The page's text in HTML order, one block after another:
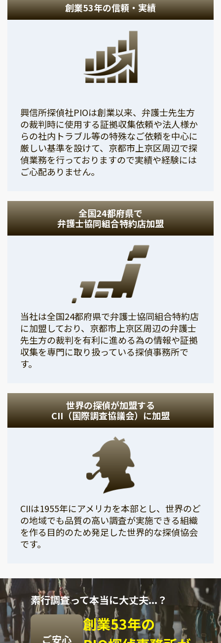
創業53年の信頼・実績
興信所探偵社PIOは創業以来、弁護士先生方
の裁判時に使用する証拠収集依頼や法人様か
らの社内トラブル等の特殊なご依頼を中心に
厳しい基準を設けて、京都市上京区周辺で探
偵業務を行っておりますので実績や経験には
ご心配ありません。
全国24都府県で
弁護士協同組合特約店加盟
当社は全国24都府県で弁護士協同組合特約店
に加盟しており、京都市上京区周辺の弁護士
先生方の裁判を有利に進める為の情報や証拠
収集を専門に取り扱っている探偵事務所で
す。
世界の探偵が加盟する
CII（国際調査協議会）に加盟
CIIは1955年にアメリカを本部とし、世界のど
の地域でも品質の高い調査が実施できる組織
を作る目的のため発足した世界的な探偵協会
です。
素行調査って本当に大丈夫...？
ご安心
創業53年の